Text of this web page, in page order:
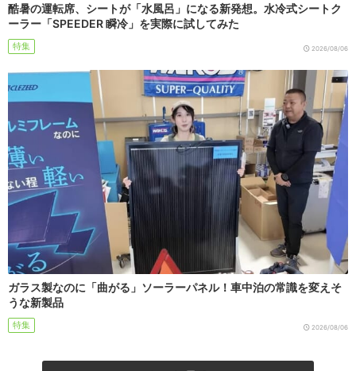
酷暑の運転席、シートが「水風呂」になる新発想。水冷式シートク
ーラー「SPEEDER 瞬冷」を実際に試してみた
特集 2026/08/06
ガラス製なのに「曲がる」ソーラーパネル！車中泊の常識を変えそ
うな新製品
特集 2026/08/06